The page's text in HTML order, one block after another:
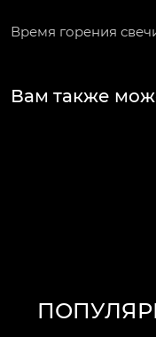
Время горения
Вам также